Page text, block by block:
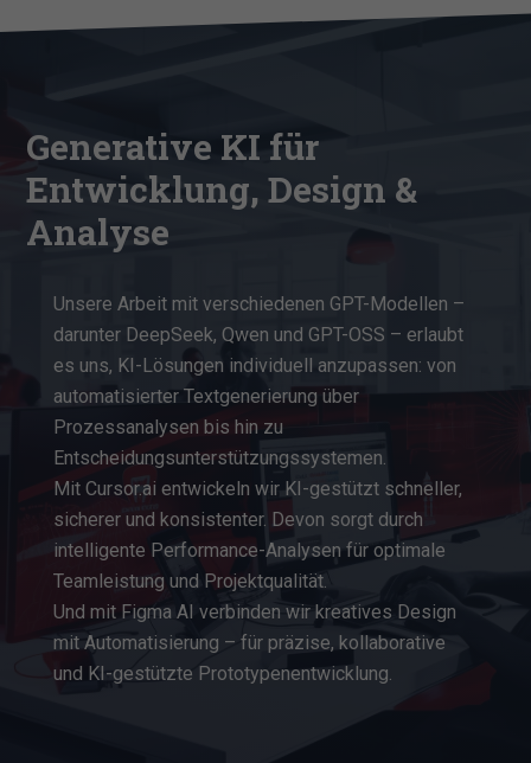
Generative KI für
Entwicklung, Design &
Analyse
Unsere Arbeit mit verschiedenen GPT-Modellen –
darunter DeepSeek, Qwen und GPT-OSS – erlaubt
es uns, KI-Lösungen individuell anzupassen: von
automatisierter Textgenerierung über
Prozessanalysen bis hin zu
Entscheidungsunterstützungssystemen.
Mit Cursor.ai entwickeln wir KI-gestützt schneller,
sicherer und konsistenter. Devon sorgt durch
intelligente Performance-Analysen für optimale
Teamleistung und Projektqualität.
Und mit Figma AI verbinden wir kreatives Design
mit Automatisierung – für präzise, kollaborative
und KI-gestützte Prototypenentwicklung.